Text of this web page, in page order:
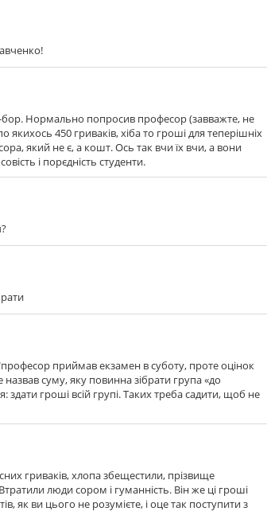
бор. Нормально попросив професор (завважте, не
якихось 450 гриваків, хіба то гроші для теперішніх
який не є, а кошт. Ось так вчи їх вчи, а вони
і порєдність студенти.
приймав екзамен в суботу, проте оцінок
суму, яку повинна зібрати група «до
здати гроші всій групі. Таких треба садити, щоб не
гриваків, хлопа збещестили, прізвище
люди сором і гуманність. Він же ці гроші
як ви цього не розумієте, і оце так поступити з